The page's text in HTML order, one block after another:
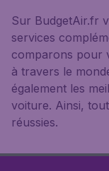
Sur BudgetAir.fr
services
comparons pour
à travers le
également les
voiture. Ainsi,
réussies.